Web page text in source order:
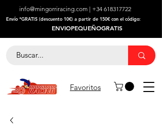
info@mingorriracing.com | +34 618317722
​Envío *GRATIS (descuento 10€) a partir de 150€ con el código:
ENVIOPEQUEÑOGRATIS
Favoritos